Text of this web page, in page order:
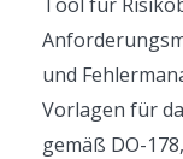
und
Vorlagen für
gemäß DO-